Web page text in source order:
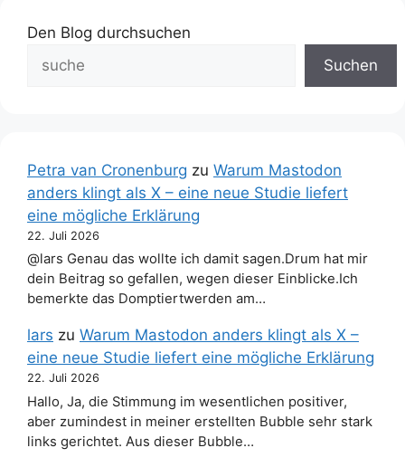
Den Blog durchsuchen
Suchen
Petra van Cronenburg zu Warum Mastodon
anders klingt als X – eine neue Studie liefert
eine mögliche Erklärung
22. Juli 2026
@lars Genau das wollte ich damit sagen.Drum hat mir
dein Beitrag so gefallen, wegen dieser Einblicke.Ich
bemerkte das Domptiertwerden am…
lars zu Warum Mastodon anders klingt als X –
eine neue Studie liefert eine mögliche Erklärung
22. Juli 2026
Hallo, Ja, die Stimmung im wesentlichen positiver,
aber zumindest in meiner erstellten Bubble sehr stark
links gerichtet. Aus dieser Bubble…